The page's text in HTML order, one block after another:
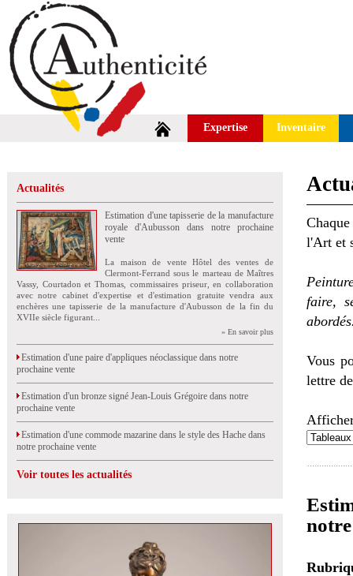
Expertise Inventaire
Actualités
Estimation d'une tapisserie de la manufacture
royale d'Aubusson dans notre prochaine
vente
La maison de vente Hôtel des ventes de
Clermont-Ferrand sous le marteau de Maîtres
Vassy, Courtadon et Thomas, commissaires priseur, en collaboration
avec notre cabinet d'expertise et d'estimation gratuite vendra aux
enchères une tapisserie de la manufacture d'Aubusson de la fin du
XVIIe siècle figurant...
» En savoir plus
Estimation d'une paire d'appliques néoclassique dans notre
prochaine vente
Estimation d'un bronze signé Jean-Louis Grégoire dans notre
prochaine vente
Estimation d'une commode mazarine dans le style des Hache dans
notre prochaine vente
Voir toutes les actualités
l'Art et
faire,
Vous
lettre